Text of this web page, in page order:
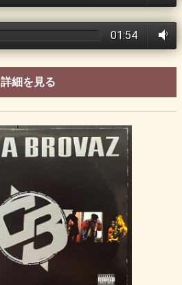
01:54
詳細を見る